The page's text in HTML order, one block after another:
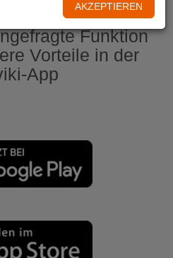
Funktion
Vorteile in der
App
AKZEPTIEREN